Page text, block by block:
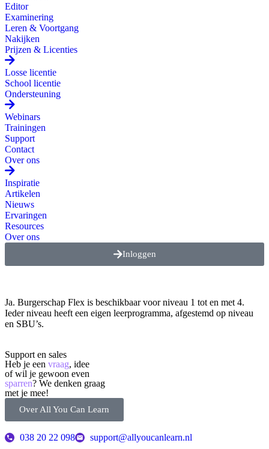
Editor
Examinering
Leren & Voortgang
Nakijken
Prijzen & Licenties
Losse licentie
School licentie
Ondersteuning
Webinars
Trainingen
Support
Contact
Over ons
Inspiratie
Artikelen
Nieuws
Ervaringen
Resources
Over ons
Inloggen
Ja. Burgerschap Flex is beschikbaar voor niveau 1 tot en met 4.
Ieder niveau heeft een eigen leerprogramma, afgestemd op niveau
en SBU’s.
Support en sales
Heb je een vraag, idee
of wil je gewoon even
sparren? We denken graag
met je mee!
Over All You Can Learn
038 20 22 098 support@allyoucanlearn.nl